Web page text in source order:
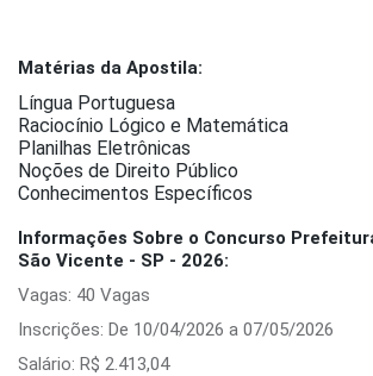
Matérias da Apostila:
Língua Portuguesa
Raciocínio Lógico e Matemática
Planilhas Eletrônicas
Noções de Direito Público
Conhecimentos Específicos
Informações Sobre o Concurso
São Vicente - SP - 2026:
Vagas: 40 Vagas
Inscrições: De 10/04/2026 a 07/05/2026
Salário: R$ 2.413,04